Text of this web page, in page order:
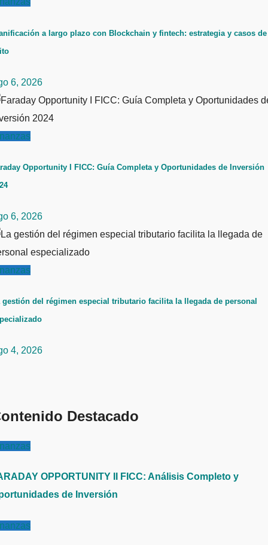
a largo plazo con Blockchain y fintech: estrategia y casos de
6, 2026
Opportunity I FICC: Guía Completa y Oportunidades de Inversión
6, 2026
gestión del régimen especial tributario facilita la llegada de personal
4, 2026
Destacado
OPPORTUNITY II FICC: Análisis Completo y
de Inversión